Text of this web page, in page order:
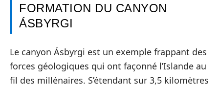
FORMATION DU CANYON
ÁSBYRGI
Le canyon Ásbyrgi est un exemple frappant des
forces géologiques qui ont façonné l’Islande au
fil des millénaires. S’étendant sur 3,5 kilomètres